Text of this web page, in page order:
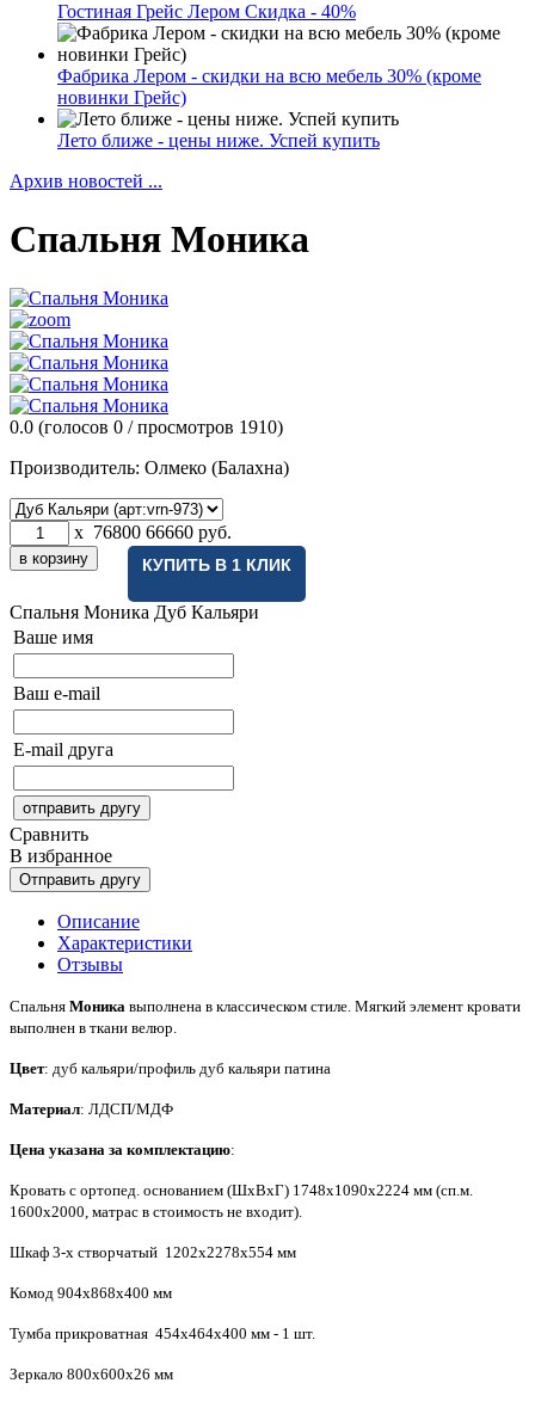
Гостиная Грейс Лером Скидка - 40%
Фабрика Лером - скидки на всю мебель 30% (кроме
новинки Грейс)
Лето ближе - цены ниже. Успей купить
Архив новостей ...
Спальня Моника
0.0 (голосов 0 / просмотров 1910)
Производитель: Олмеко (Балахна)
x 76800 66660 руб.
КУПИТЬ В 1 КЛИК
Спальня Моника Дуб Кальяри
Ваше имя
Ваш e-mail
E-mail друга
Сравнить
В избранное
Описание
Характеристики
Отзывы
Спальня Моника выполнена в классическом стиле. Мягкий элемент кровати
выполнен в ткани велюр.
Цвет: дуб кальяри/профиль дуб кальяри патина
Материал: ЛДСП/МДФ
Цена указана за комплектацию:
Кровать с ортопед. основанием (ШхВхГ) 1748х1090х2224 мм (сп.м.
1600х2000, матрас в стоимость не входит).
Шкаф 3-х створчатый 1202х2278х554 мм
Комод 904х868х400 мм
Тумба прикроватная 454х464х400 мм - 1 шт.
Зеркало 800х600х26 мм